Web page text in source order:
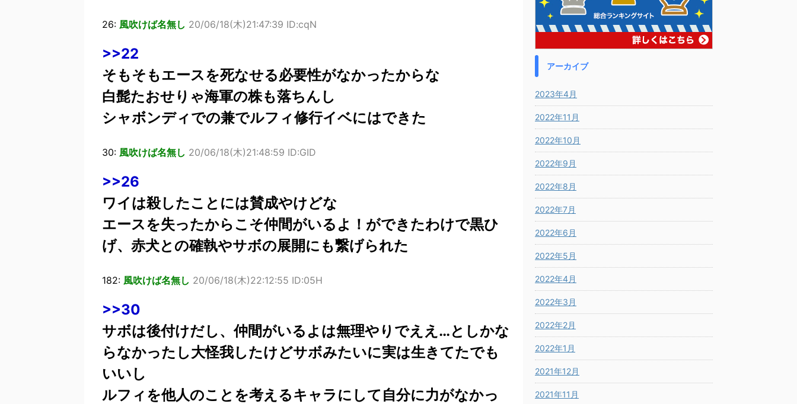
26: 風吹けば名無し 20/06/18(木)21:47:39 ID:cqN
>>22
そもそもエースを死なせる必要性がなかったからな
白髭たおせりゃ海軍の株も落ちんし
シャボンディでの兼でルフィ修行イベにはできた
30: 風吹けば名無し 20/06/18(木)21:48:59 ID:GID
>>26
ワイは殺したことには賛成やけどな
エースを失ったからこそ仲間がいるよ！ができたわけで黒ひ
げ、赤犬との確執やサボの展開にも繋げられた
182: 風吹けば名無し 20/06/18(木)22:12:55 ID:05H
>>30
サボは後付けだし、仲間がいるよは無理やりでええ…としかな
らなかったし大怪我したけどサボみたいに実は生きてたでも
いいし
ルフィを他人のことを考えるキャラにして自分に力がなかっ
アーカイブ
2023年4月
2022年11月
2022年10月
2022年9月
2022年8月
2022年7月
2022年6月
2022年5月
2022年4月
2022年3月
2022年2月
2022年1月
2021年12月
2021年11月